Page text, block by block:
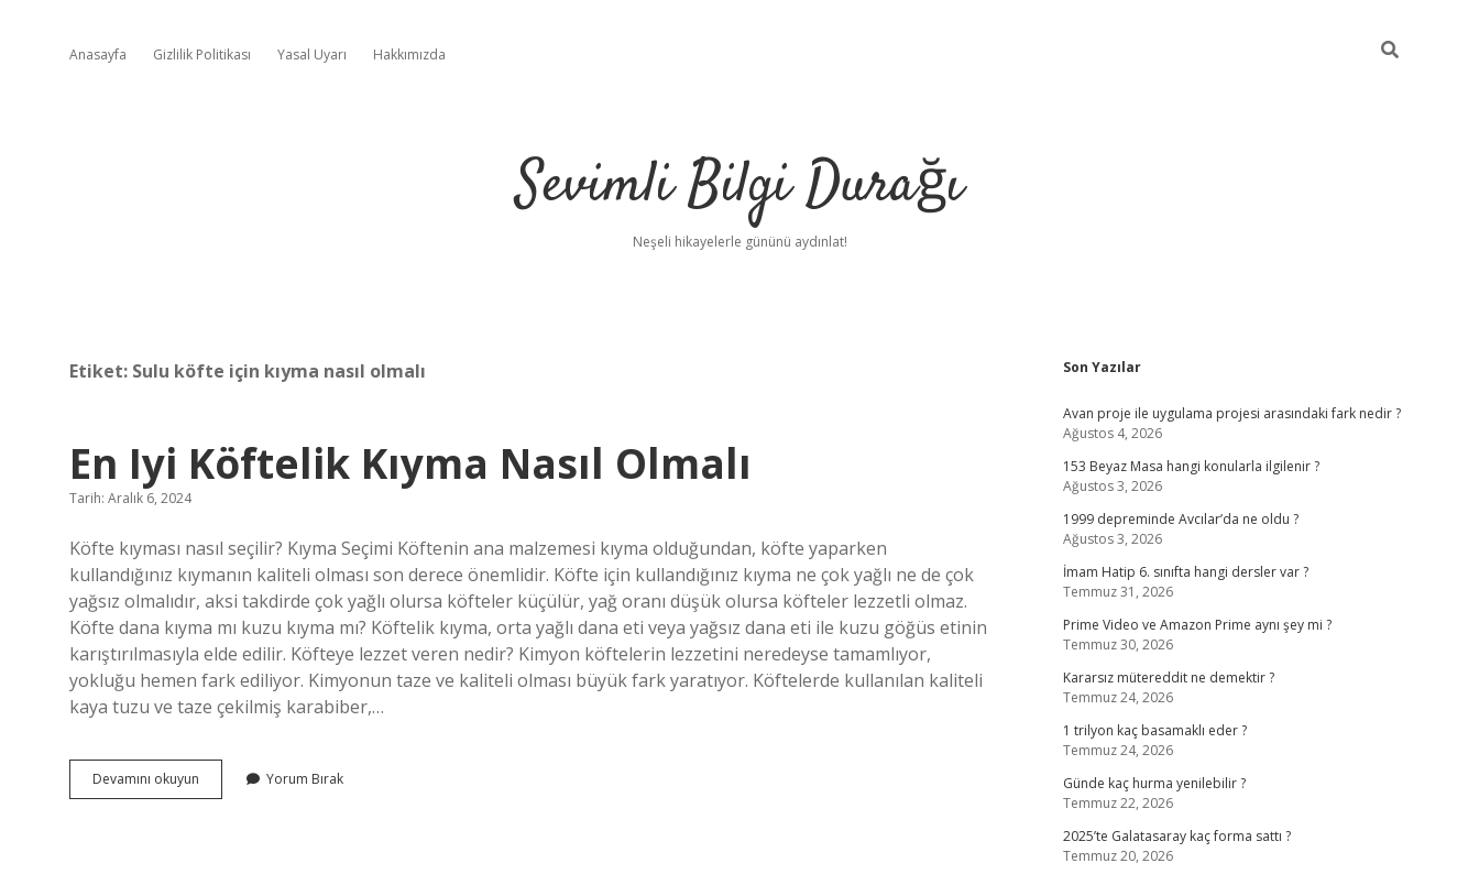
Anasayfa Gizlilik Politikası Yasal Uyarı Hakkımızda
Sevimli Bilgi Durağı
Neşeli hikayelerle gününü aydınlat!
Etiket: Sulu köfte için kıyma nasıl olmalı
En Iyi Köftelik Kıyma Nasıl Olmalı
Tarih: Aralık 6, 2024
Köfte kıyması nasıl seçilir? Kıyma Seçimi Köftenin ana malzemesi kıyma olduğundan, köfte yaparken
kullandığınız kıymanın kaliteli olması son derece önemlidir. Köfte için kullandığınız kıyma ne çok yağlı ne de çok
yağsız olmalıdır, aksi takdirde çok yağlı olursa köfteler küçülür, yağ oranı düşük olursa köfteler lezzetli olmaz.
Köfte dana kıyma mı kuzu kıyma mı? Köftelik kıyma, orta yağlı dana eti veya yağsız dana eti ile kuzu göğüs etinin
karıştırılmasıyla elde edilir. Köfteye lezzet veren nedir? Kimyon köftelerin lezzetini neredeyse tamamlıyor,
yokluğu hemen fark ediliyor. Kimyonun taze ve kaliteli olması büyük fark yaratıyor. Köftelerde kullanılan kaliteli
kaya tuzu ve taze çekilmiş karabiber,…
Devamını okuyun
Iyi
Yorum Bırak
Sidebar
Son Yazılar
Avan proje ile uygulama projesi arasındaki fark nedir ?
Ağustos 4, 2026
153 Beyaz Masa hangi konularla ilgilenir ?
Ağustos 3, 2026
1999 depreminde Avcılar’da ne oldu ?
Ağustos 3, 2026
İmam Hatip 6. sınıfta hangi dersler var ?
Temmuz 31, 2026
Prime Video ve Amazon Prime aynı şey mi ?
Temmuz 30, 2026
Kararsız mütereddit ne demektir ?
Temmuz 24, 2026
1 trilyon kaç basamaklı eder ?
Temmuz 24, 2026
Günde kaç hurma yenilebilir ?
Temmuz 22, 2026
2025’te Galatasaray kaç forma sattı ?
Temmuz 20, 2026